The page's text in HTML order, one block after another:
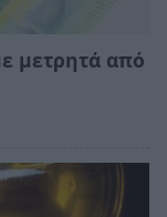
μετρητά από